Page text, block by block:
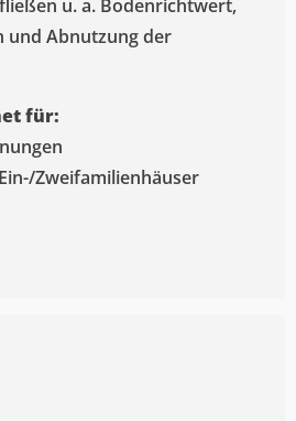
u. a. Bodenrichtwert,
und Abnutzung der
für:
Zweifamilienhäuser